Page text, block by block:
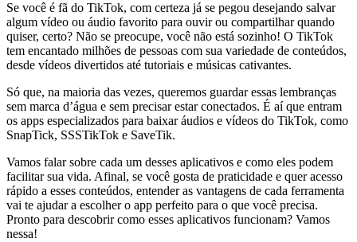
Se você é fã do TikTok, com certeza já se pegou desejando salvar
algum vídeo ou áudio favorito para ouvir ou compartilhar quando
quiser, certo? Não se preocupe, você não está sozinho! O TikTok
tem encantado milhões de pessoas com sua variedade de conteúdos,
desde vídeos divertidos até tutoriais e músicas cativantes.
Só que, na maioria das vezes, queremos guardar essas lembranças
sem marca d’água e sem precisar estar conectados. É aí que entram
os apps especializados para baixar áudios e vídeos do TikTok, como
SnapTick, SSSTikTok e SaveTik.
Vamos falar sobre cada um desses aplicativos e como eles podem
facilitar sua vida. Afinal, se você gosta de praticidade e quer acesso
rápido a esses conteúdos, entender as vantagens de cada ferramenta
vai te ajudar a escolher o app perfeito para o que você precisa.
Pronto para descobrir como esses aplicativos funcionam? Vamos
nessa!